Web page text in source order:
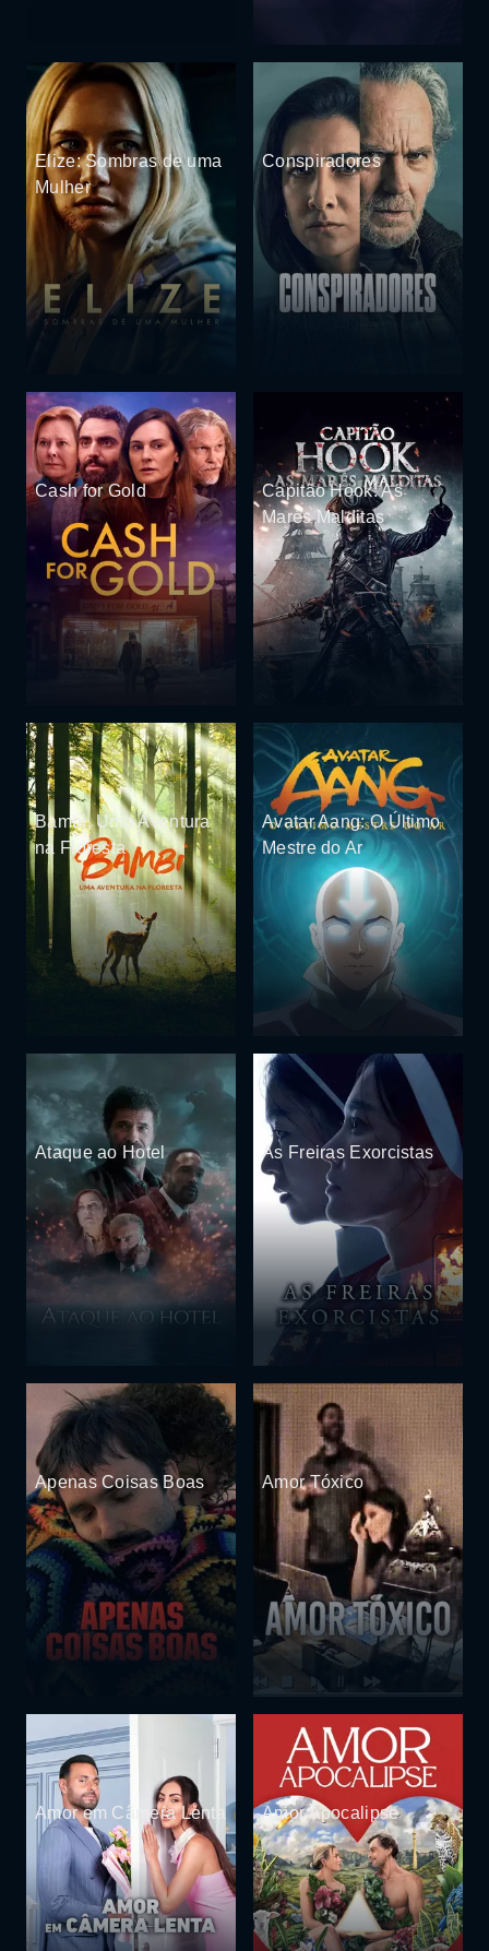
Elize: Sombras de uma
Mulher
Conspiradores
Cash for Gold
Capitão Hook: As
Marés Malditas
Bambi, Uma Aventura
na Floresta
Avatar Aang: O Último
Mestre do Ar
Ataque ao Hotel As Freiras Exorcistas
Apenas Coisas Boas Amor Tóxico
Amor em Câmera Lenta Amor Apocalipse